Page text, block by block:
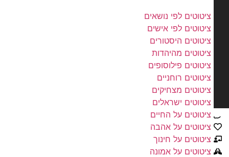
ציטוטים לפי נושאים
ציטוטים לפי אישים
ציטוטים היסטורים
ציטוטים מהיהדות
ציטוטים פילוסופים
ציטוטים רוחניים
ציטוטים מצחיקים
ציטוטים ישראלים
ציטוטים על החיים
ציטוטים על אהבה
ציטוטים על חינוך
ציטוטים על אמונה